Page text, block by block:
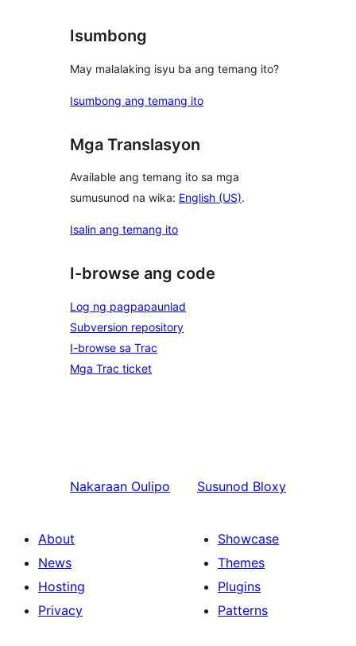
Isumbong
May malalaking isyu ba ang temang ito?
Isumbong ang temang ito
Mga Translasyon
Available ang temang ito sa mga
sumusunod na wika: English (US).
Isalin ang temang ito
I-browse ang code
Log ng pagpapaunlad
Subversion repository
I-browse sa Trac
Mga Trac ticket
Nakaraan Oulipo Susunod Bloxy
About
News
Hosting
Privacy
Showcase
Themes
Plugins
Patterns